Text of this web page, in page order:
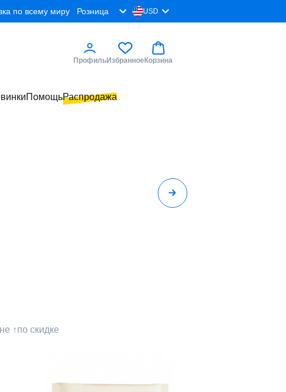
по всему миру Розница USD
ПрофильИзбранноеКорзина
ПомощьРаспродажа
↑по скидке